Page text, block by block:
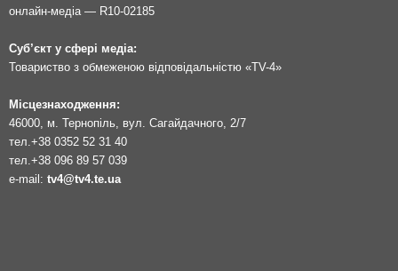
онлайн-медіа — R10-02185
Суб’єкт у сфері медіа:
Товариство з обмеженою відповідальністю «TV-4»
Місцезнаходження:
46000, м. Тернопіль, вул. Сагайдачного, 2/7
тел. +38 0352 52 31 40
тел. +38 096 89 57 039
e-mail: tv4@tv4.te.ua